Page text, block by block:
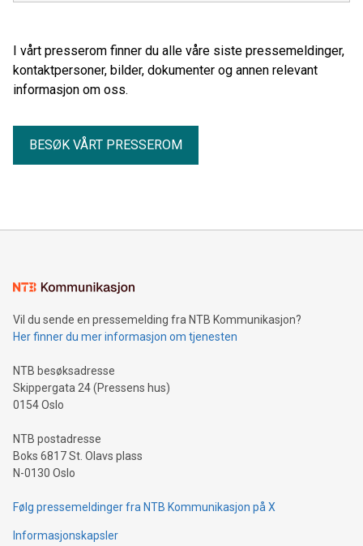
I vårt presserom finner du alle våre siste pressemeldinger,
kontaktpersoner, bilder, dokumenter og annen relevant
informasjon om oss.
BESØK VÅRT PRESSEROM
Vil du sende en pressemelding fra NTB Kommunikasjon?
Her finner du mer informasjon om tjenesten
NTB besøksadresse
Skippergata 24 (Pressens hus)
0154 Oslo
NTB postadresse
Boks 6817 St. Olavs plass
N-0130 Oslo
Følg pressemeldinger fra NTB Kommunikasjon på X
Informasjonskapsler